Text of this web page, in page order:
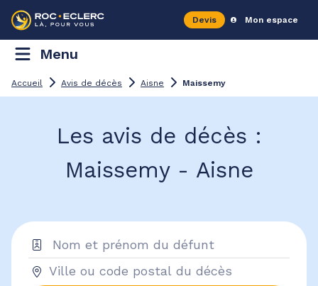
Devis Mon espace
Menu
Accueil Avis de décès Aisne Maissemy
Les avis de décès :
Maissemy - Aisne